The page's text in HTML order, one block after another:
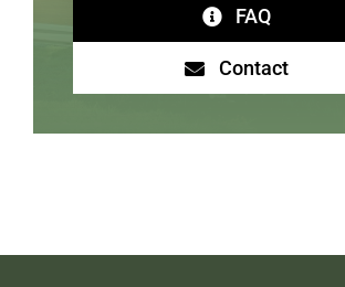
FAQ
Contact